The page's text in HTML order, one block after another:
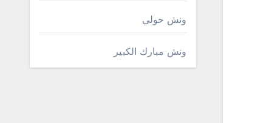
ونش حولي
ونش مبارك الكبير